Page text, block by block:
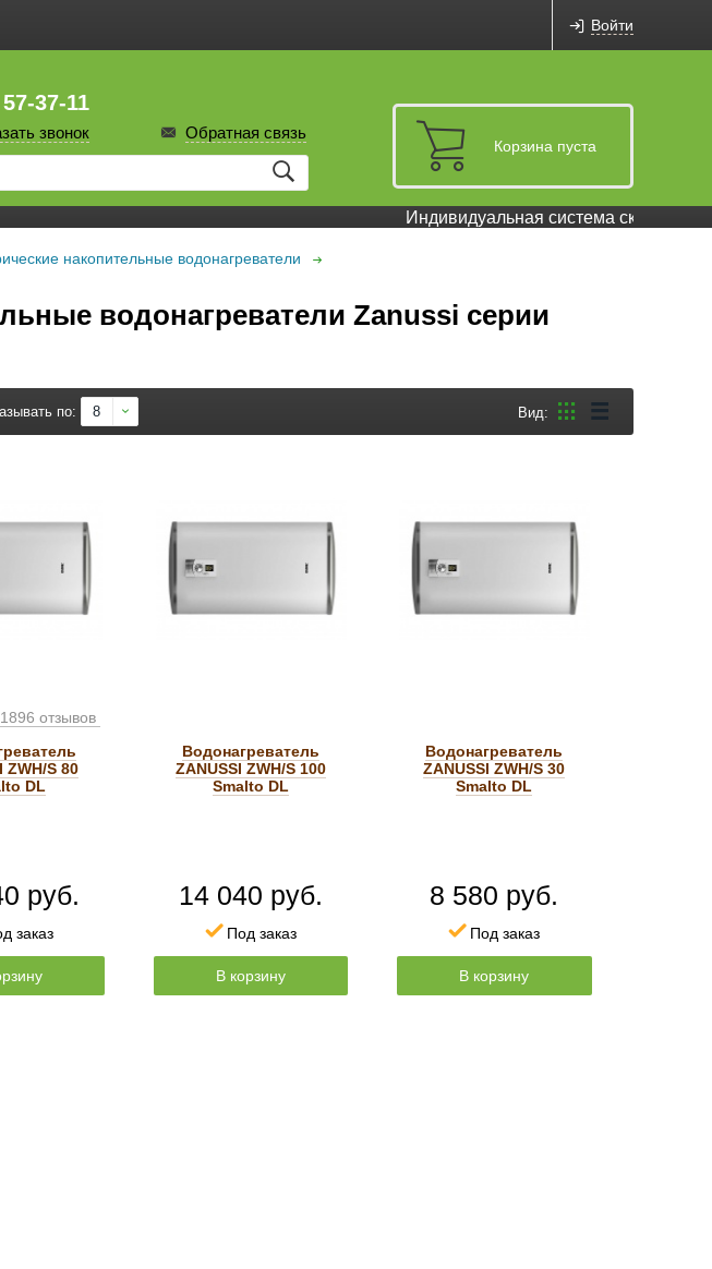
Войти
57-37-11
звонок Обратная связь
Корзина пуста
Индивидуальная система скидок и
накопительные водонагреватели
водонагреватели Zanussi серии
по: 8 Вид:
1896 отзывов
ZWH/S 80
DL
руб.
заказ
Водонагреватель
ZANUSSI ZWH/S 100
Smalto DL
14 040 руб.
Под заказ
В корзину
Водонагреватель
ZANUSSI ZWH/S 30
Smalto DL
8 580 руб.
Под заказ
В корзину